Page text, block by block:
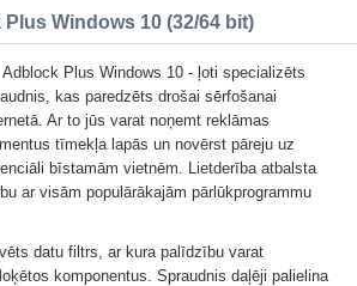
Windows 10 (32/64 bit)
Adblock Plus Windows 10 - ļoti specializēts
kas paredzēts drošai sērfošanai
Ar to jūs varat noņemt reklāmas
tīmekļa lapās un novērst pāreju uz
bīstamām vietnēm. Lietderība atbalsta
ar visām populārākajām pārlūkprogrammu
datu filtrs, ar kura palīdzību varat
komponentus. Spraudnis daļēji palielina